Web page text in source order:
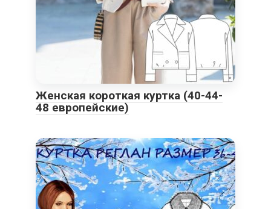
Женская короткая куртка (40-44-
48 европейские)